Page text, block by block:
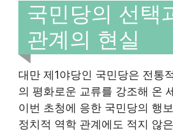
국민당의 선택
관계의 현실
대만 제1야당인 국민당은 전통
의 평화로운 교류를 강조해 온
이번 초청에 응한 국민당의 행
정치적 역학 관계에도 적지 않